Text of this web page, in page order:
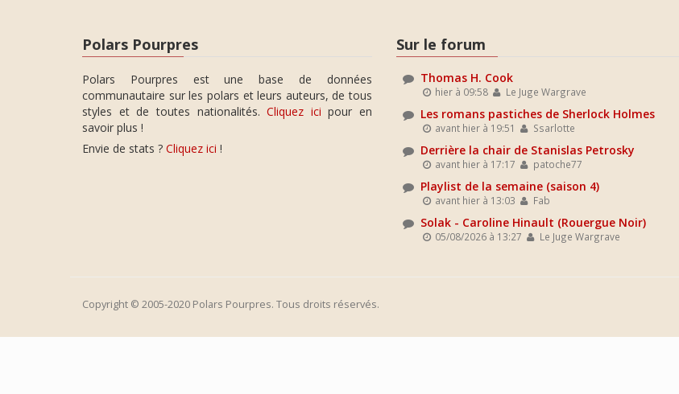
Polars Pourpres
Polars Pourpres est une base de données
communautaire sur les polars et leurs auteurs, de tous
styles et de toutes nationalités.Cliquez ici pour en
savoir plus !
Envie de stats ? Cliquez ici !
Sur le forum
Thomas H. Cook
hier à 09:58 Le Juge Wargrave
Les romans pastiches de Sherlock Holmes
avant hier à 19:51 Ssarlotte
Derrière la chair de Stanislas Petrosky
avant hier à 17:17 patoche77
Playlist de la semaine (saison 4)
avant hier à 13:03 Fab
Solak - Caroline Hinault (Rouergue Noir)
05/08/2026 à 13:27 Le Juge Wargrave
Copyright © 2005-2020 Polars Pourpres. Tous droits réservés.